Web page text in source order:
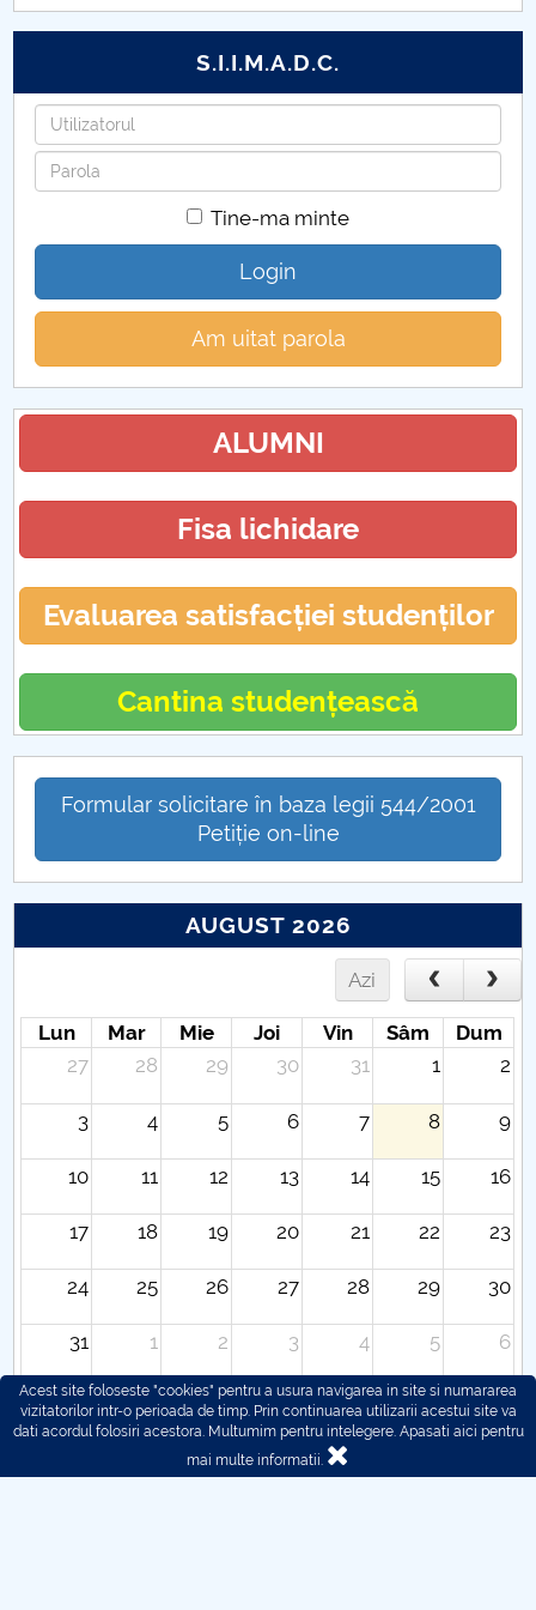
S.I.I.M.A.D.C.
Utilizatorul
Parola
Tine-ma minte
Login
Am uitat parola
ALUMNI
Fisa lichidare
Evaluarea satisfacției studenților
Cantina studențească
Formular solicitare în baza legii 544/2001
Petiție on-line
AUGUST 2026
Azi
Lun Mar Mie Joi Vin Sâm
Dum
27
28 29 30 31 1 2
3 4 5 6 7 8 9
10 11 12 13 14 15 16
17 18 19 20 21 22 23
24 25 26 27 28 29 30
31 1 2 3 4 5 6
Acest site foloseste "cookies" pentru a usura navigarea in site si numararea
vizitatorilor intr-o perioada de timp. Prin continuarea utilizarii acestui site va
dati acordul folosiri acestora. Multumim pentru intelegere. Apasati aici pentru
mai multe informatii.